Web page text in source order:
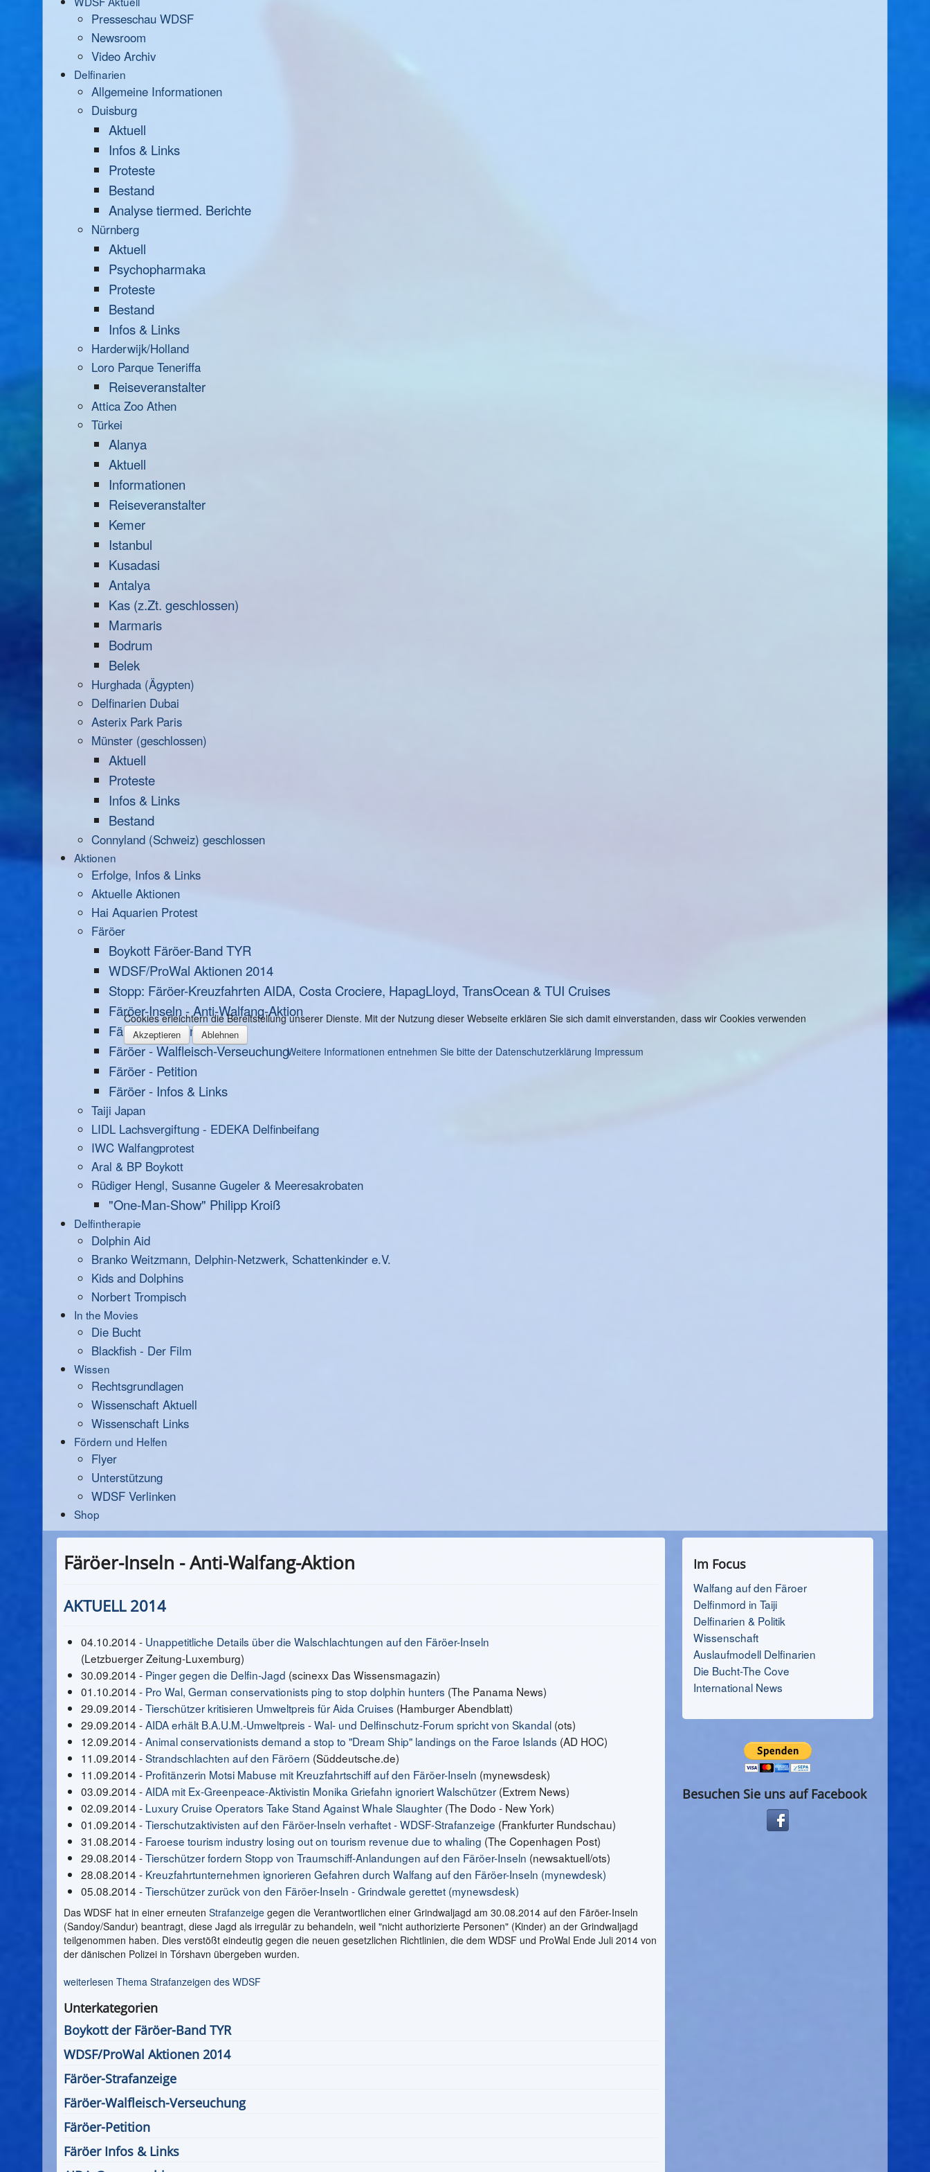
Presseschau WDSF
Newsroom
Video Archiv
Delfinarien
Allgemeine Informationen
Duisburg
Aktuell
Infos & Links
Proteste
Bestand
Analyse tiermed. Berichte
Nürnberg
Aktuell
Psychopharmaka
Proteste
Bestand
Infos & Links
Harderwijk/Holland
Loro Parque Teneriffa
Reiseveranstalter
Attica Zoo Athen
Türkei
Alanya
Aktuell
Informationen
Reiseveranstalter
Kemer
Istanbul
Kusadasi
Antalya
Kas (z.Zt. geschlossen)
Marmaris
Bodrum
Belek
Hurghada (Ägypten)
Delfinarien Dubai
Asterix Park Paris
Münster (geschlossen)
Aktuell
Proteste
Infos & Links
Bestand
Connyland (Schweiz) geschlossen
Aktionen
Erfolge, Infos & Links
Aktuelle Aktionen
Hai Aquarien Protest
Färöer
Boykott Färöer-Band TYR
WDSF/ProWal Aktionen 2014
Stopp: Färöer-Kreuzfahrten AIDA, Costa Crociere, HapagLloyd, TransOcean & TUI Cruises
Färöer-Inseln - Anti-Walfang-Aktion
Färöer - Strafanzeige
Färöer - Walfleisch-Verseuchung
Färöer - Petition
Färöer - Infos & Links
Taiji Japan
LIDL Lachsvergiftung - EDEKA Delfinbeifang
IWC Walfangprotest
Aral & BP Boykott
Rüdiger Hengl, Susanne Gugeler & Meeresakrobaten
"One-Man-Show" Philipp Kroiß
Delfintherapie
Dolphin Aid
Branko Weitzmann, Delphin-Netzwerk, Schattenkinder e.V.
Kids and Dolphins
Norbert Trompisch
In the Movies
Die Bucht
Blackfish - Der Film
Wissen
Rechtsgrundlagen
Wissenschaft Aktuell
Wissenschaft Links
Fördern und Helfen
Flyer
Unterstützung
WDSF Verlinken
Shop
Färöer-Inseln - Anti-Walfang-Aktion
AKTUELL 2014
04.10.2014 - Unappetitliche Details über die Walschlachtungen auf den Färöer-Inseln
(Letzbuerger Zeitung-Luxemburg)
30.09.2014 - Pinger gegen die Delfin-Jagd (scinexx Das Wissensmagazin)
01.10.2014 - Pro Wal, German conservationists ping to stop dolphin hunters (The Panama News)
29.09.2014 -Tierschützer kritisieren Umweltpreis für Aida Cruises (Hamburger Abendblatt)
29.09.2014 -AIDA erhält B.A.U.M.-Umweltpreis - Wal- und Delfinschutz-Forum spricht von Skandal (ots)
12.09.2014 -Animal conservationists demand a stop to "Dream Ship" landings on the Faroe Islands (AD HOC)
11.09.2014 -Strandschlachten auf den Färöern (Süddeutsche.de)
11.09.2014 - Profitänzerin Motsi Mabuse mit Kreuzfahrtschiff auf den Färöer-Inseln (mynewsdesk)
03.09.2014 -AIDA mit Ex-Greenpeace-Aktivistin Monika Griefahn ignoriert Walschützer (Extrem News)
02.09.2014 - Luxury Cruise Operators Take Stand Against Whale Slaughter (The Dodo - New York)
01.09.2014 -Tierschutzaktivisten auf den Färöer-Inseln verhaftet - WDSF-Strafanzeige (Frankfurter Rundschau)
31.08.2014 - Faroese tourism industry losing out on tourism revenue due to whaling (The Copenhagen Post)
29.08.2014 -Tierschützer fordern Stopp von Traumschiff-Anlandungen auf den Färöer-Inseln (newsaktuell/ots)
28.08.2014 - Kreuzfahrtunternehmen ignorieren Gefahren durch Walfang auf den Färöer-Inseln (mynewdesk)
05.08.2014 -Tierschützer zurück von den Färöer-Inseln - Grindwale gerettet (mynewsdesk)
Das WDSF hat in einer erneuten Strafanzeige gegen die Verantwortlichen einer Grindwaljagd am 30.08.2014 auf den Färöer-Inseln
(Sandoy/Sandur) beantragt, diese Jagd als irregulär zu behandeln, weil "nicht authorizierte Personen" (Kinder) an der Grindwaljagd
teilgenommen haben. Dies verstößt eindeutig gegen die neuen gesetzlichen Richtlinien, die dem WDSF und ProWal Ende Juli 2014 von
der dänischen Polizei in Tórshavn übergeben wurden.
weiterlesen Thema Strafanzeigen des WDSF
Unterkategorien
Boykott der Färöer-Band TYR
WDSF/ProWal Aktionen 2014
Färöer-Strafanzeige
Färöer-Walfleisch-Verseuchung
Färöer-Petition
Färöer Infos & Links
Im Focus
Walfang auf den Färoer
Delfinmord in Taiji
Delfinarien & Politik
Wissenschaft
Auslaufmodell Delfinarien
Die Bucht-The Cove
International News
Besuchen Sie uns auf Facebook
Cookies erleichtern die Bereitstellung unserer Dienste. Mit der Nutzung dieser Webseite erklären Sie sich damit einverstanden, dass wir Cookies verwenden
Akzeptieren Ablehnen
Weitere Informationen entnehmen Sie bitte der Datenschutzerklärung Impressum